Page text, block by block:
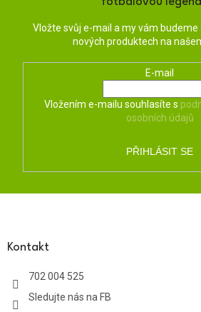
Vložte svůj e-mail a my vám
nových produktech na
E-mail
Vložením e-mailu souhlasíte s
osobních údajů
PŘIHLÁSIT SE
Kontakt
702 004 525
Sledujte nás na FB